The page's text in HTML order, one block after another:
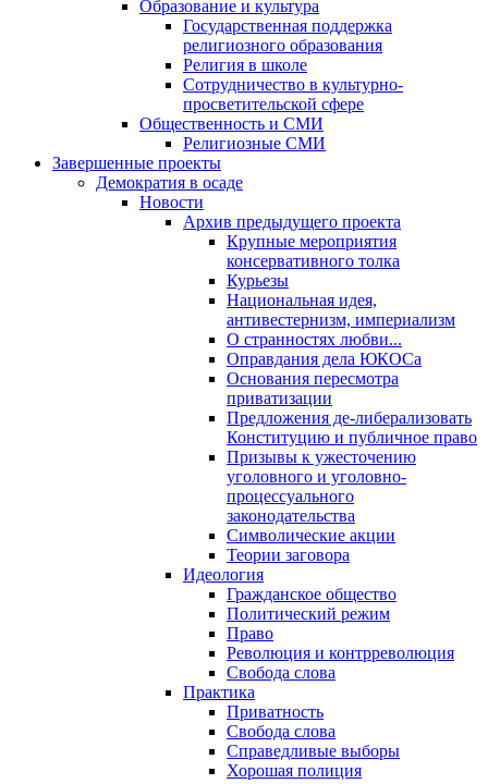
Образование и культура
Государственная поддержка
религиозного образования
Религия в школе
Сотрудничество в культурно-
просветительской сфере
Общественность и СМИ
Религиозные СМИ
Завершенные проекты
Демократия в осаде
Новости
Архив предыдущего проекта
Крупные мероприятия
консервативного толка
Курьезы
Национальная идея,
антивестернизм, империализм
О странностях любви...
Оправдания дела ЮКОСа
Основания пересмотра
приватизации
Предложения де-либерализовать
Конституцию и публичное право
Призывы к ужесточению
уголовного и уголовно-
процессуального
законодательства
Символические акции
Теории заговора
Идеология
Гражданское общество
Политический режим
Право
Революция и контрреволюция
Свобода слова
Практика
Приватность
Свобода слова
Справедливые выборы
Хорошая полиция